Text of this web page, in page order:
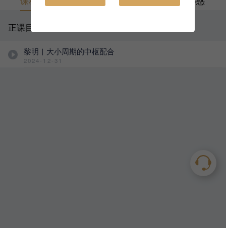
正课目录
黎明｜大小周期的中枢配合
2024-12-31